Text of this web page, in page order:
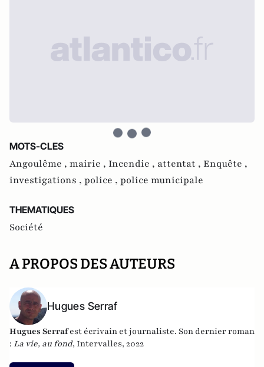
MOTS-CLES
Angoulême , mairie , Incendie , attentat , Enquête ,
investigations , police , police municipale
THEMATIQUES
Société
A PROPOS DES AUTEURS
Hugues Serraf
Hugues Serrafest écrivain et journaliste. Son dernier roman
: La vie, au fond, Intervalles, 2022